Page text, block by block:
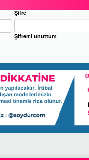
Şifre
Şifremi unuttum